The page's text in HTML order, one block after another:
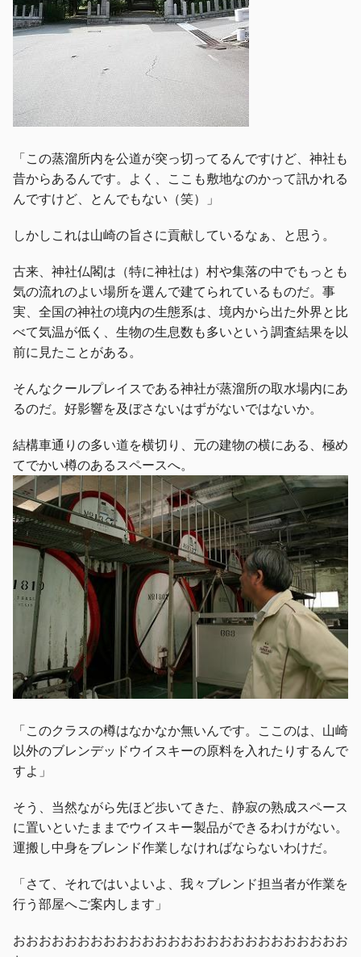
「この蒸溜所内を公道が突っ切ってるんですけど、神社も
昔からあるんです。よく、ここも敷地なのかって訊かれる
んですけど、とんでもない（笑）」
しかしこれは山崎の旨さに貢献しているなぁ、と思う。
古来、神社仏閣は（特に神社は）村や集落の中でもっとも
気の流れのよい場所を選んで建てられているものだ。事
実、全国の神社の境内の生態系は、境内から出た外界と比
べて気温が低く、生物の生息数も多いという調査結果を以
前に見たことがある。
そんなクールプレイスである神社が蒸溜所の取水場内にあ
るのだ。好影響を及ぼさないはずがないではないか。
結構車通りの多い道を横切り、元の建物の横にある、極め
てでかい樽のあるスペースへ。
「このクラスの樽はなかなか無いんです。ここのは、山崎
以外のブレンデッドウイスキーの原料を入れたりするんで
すよ」
そう、当然ながら先ほど歩いてきた、静寂の熟成スペース
に置いといたままでウイスキー製品ができるわけがない。
運搬し中身をブレンド作業しなければならないわけだ。
「さて、それではいよいよ、我々ブレンド担当者が作業を
行う部屋へご案内します」
おおおおおおおおおおおおおおおおおおおおおおおおおお